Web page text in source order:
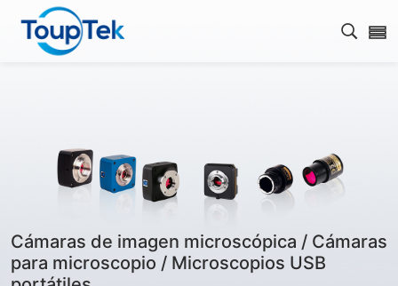
Abrir
Cámaras de imagen microscópica / Cámaras
para microscopio / Microscopios USB